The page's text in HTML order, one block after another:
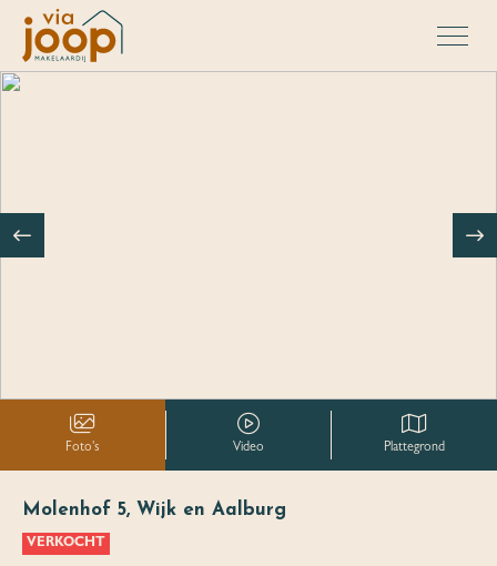
Foto's Video Plattegrond
Molenhof 5, Wijk en Aalburg
VERKOCHT